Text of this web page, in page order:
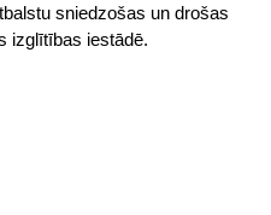
sniedzošas un drošas
izglītības iestādē.